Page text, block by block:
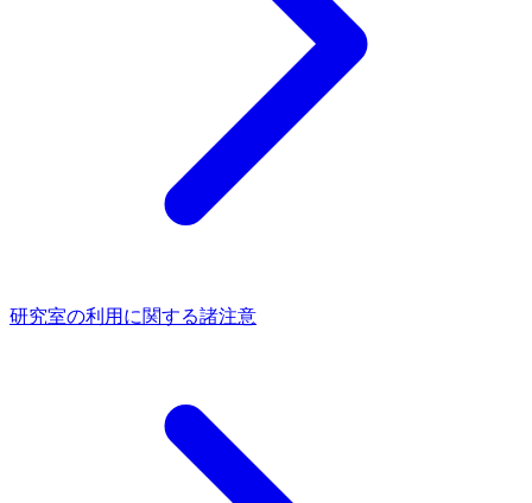
研究室の利用に関する諸注意